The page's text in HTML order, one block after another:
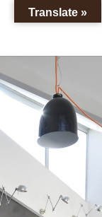
Translate »